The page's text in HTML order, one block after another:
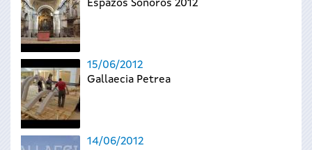
Espazos Sonoros 2012
15/06/2012
Gallaecia Petrea
14/06/2012